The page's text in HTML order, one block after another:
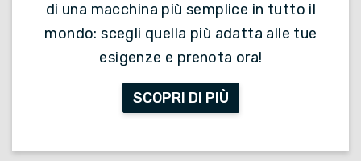
di una macchina più semplice in tutto il
mondo: scegli quella più adatta alle tue
esigenze e prenota ora!
SCOPRI DI PIÙ